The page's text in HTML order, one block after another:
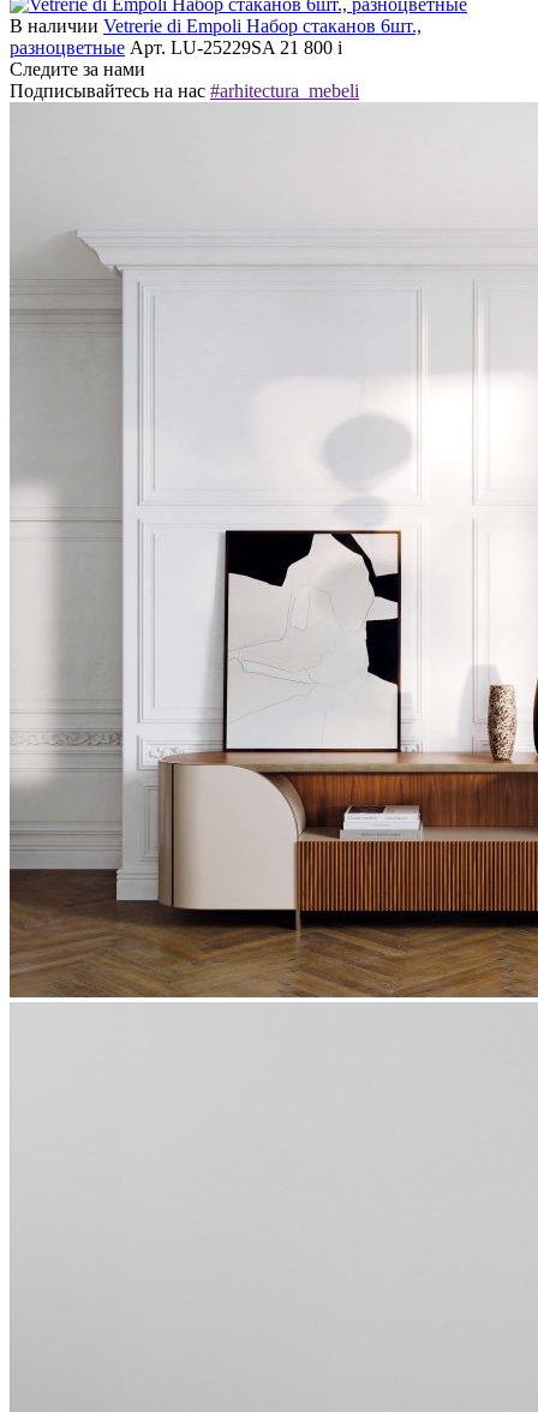
В наличии Vetrerie di Empoli Набор стаканов 6шт.,
разноцветные Арт. LU-25229SA 21 800 i
Следите за нами
Подписывайтесь на нас #arhitectura_mebeli